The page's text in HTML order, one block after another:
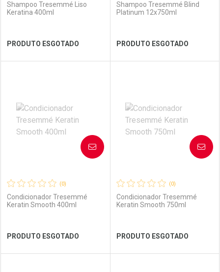
Ver Desconto Convênio Ver Desconto Convênio
Shampoo Tresemmé Liso
Keratina 400ml
PRODUTO ESGOTADO
Laboratório
Ver Desconto Convênio
Por Menos
Shampoo Tresemmé Blind
Platinum 12x750ml
PRODUTO ESGOTADO
Laboratório
Ver Desconto Convênio
Por Menos
(0)
Condicionador Tresemmé
Keratin Smooth 400ml
PRODUTO ESGOTADO
AVISE-ME
(0)
Condicionador Tresemmé
Keratin Smooth 750ml
PRODUTO ESGOTADO
AVISE-ME